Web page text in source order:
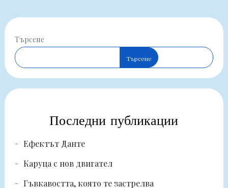
Търсене
Търсене
Последни публикации
Ефектът Данте
Каруца с нов двигател
Гъвкавостта, която те застрелва